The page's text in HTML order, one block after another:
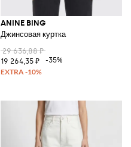
ANINE BING
Джинсовая куртка
29 636,88 ₽
19 264,35 ₽
-35%